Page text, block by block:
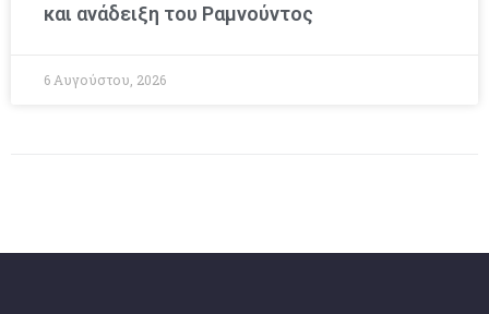
και ανάδειξη του Ραμνούντος
6 Αυγούστου, 2026